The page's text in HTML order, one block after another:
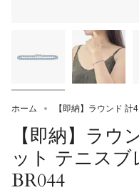
ホーム 【即納】ラウンド
【即納】ラウ
ット テニスブ
BR044